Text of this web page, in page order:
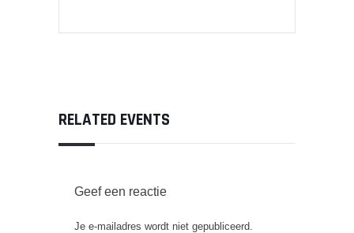
RELATED EVENTS
Geef een reactie
Je e-mailadres wordt niet gepubliceerd.